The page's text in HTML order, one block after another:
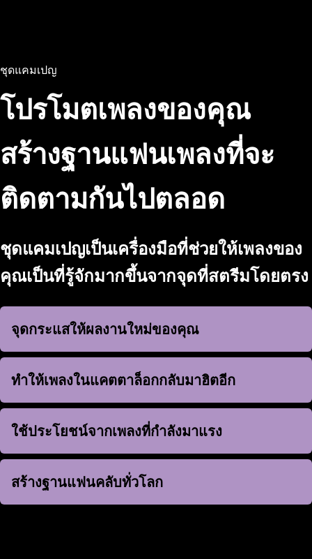
ชุดแคมเปญ
โปรโมตเพลงของคุณ
สร้างฐานแฟนเพลงที่จะ
ติดตามกันไปตลอด
ชุดแคมเปญเป็นเครื่องมือที่ช่วยให้เพลงของ
คุณเป็นที่รู้จักมากขึ้นจากจุดที่สตรีมโดยตรง
จุดกระแสให้ผลงานใหม่ของคุณ
จุดกระแสให้ผลงานใหม่ของคุณ
ทำให้เพลงในแคตตาล็อกกลับมาฮิตอีก
ทำให้เพลงในแคตตาล็อกกลับมาฮิตอีก
ใช้ประโยชน์จากเพลงที่กำลังมาแรง
ใช้ประโยชน์จากเพลงที่กำลังมาแรง
สร้างฐานแฟนคลับทั่วโลก
สร้างฐานแฟนคลับทั่วโลก